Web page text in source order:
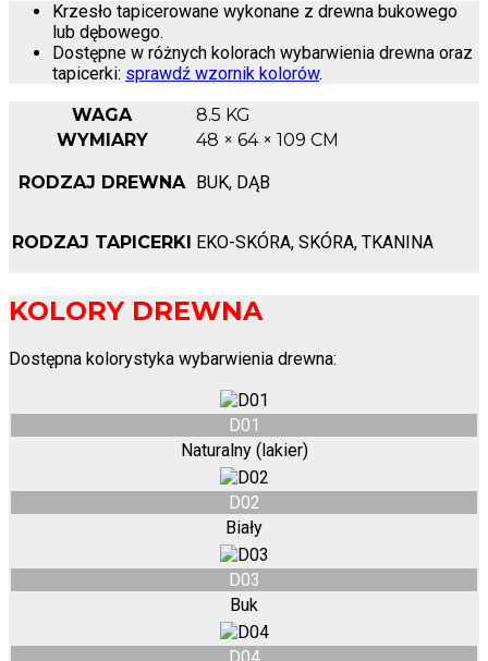
Krzesło tapicerowane wykonane z drewna bukowego
lub dębowego.
Dostępne w różnych kolorach wybarwienia drewna oraz
tapicerki: sprawdź wzornik kolorów.
WAGA
8.5 KG
WYMIARY
48 × 64 × 109 CM
RODZAJ DREWNA BUK, DĄB
RODZAJ TAPICERKI EKO-SKÓRA, SKÓRA, TKANINA
KOLORY DREWNA
Dostępna kolorystyka wybarwienia drewna:
D01
Naturalny (lakier)
D02
Biały
D03
Buk